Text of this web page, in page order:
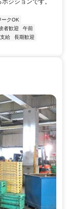
ークOK
者歓迎
午前
給
長期歓迎